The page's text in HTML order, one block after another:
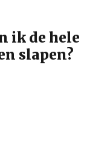
ik de hele
slapen?